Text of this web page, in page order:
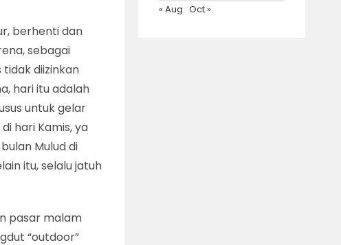
berhenti dan
sebagai
diizinkan
hari itu adalah
untuk gelar
hari Kamis, ya
Mulud di
itu, selalu jatuh
pasar malam
“outdoor”
« Aug Oct »